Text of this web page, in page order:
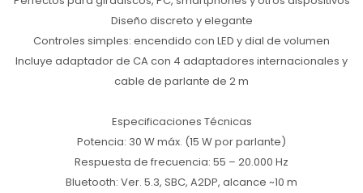
Diseño discreto y elegante
Controles simples: encendido con LED y dial de volumen
Incluye adaptador de CA con 4 adaptadores internacionales y
cable de parlante de 2 m
Especificaciones Técnicas
Potencia: 30 W máx. (15 W por parlante)
Respuesta de frecuencia: 55 – 20.000 Hz
Bluetooth: Ver. 5.3, SBC, A2DP, alcance ~10 m